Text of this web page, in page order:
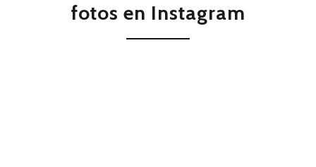
fotos en Instagram